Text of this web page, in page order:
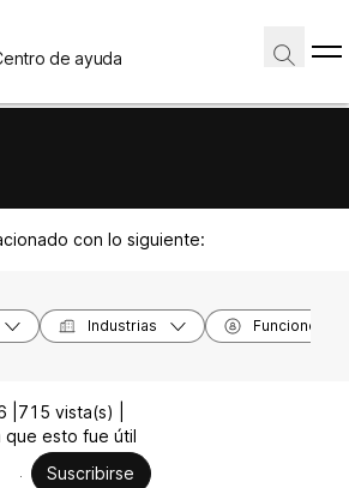
de ayuda
con lo siguiente:
Industrias Funciones
| 715 vista(s) |
que esto fue útil
Suscribirse